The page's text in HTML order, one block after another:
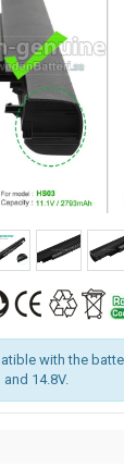
with the
and 14.8V.